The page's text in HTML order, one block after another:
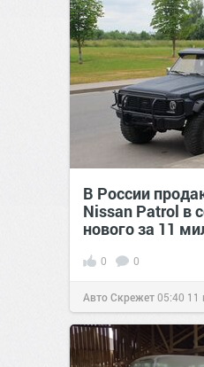
В России
Nissan Patrol в
нового за 11
0 0
Авто Скрежет05:40 11